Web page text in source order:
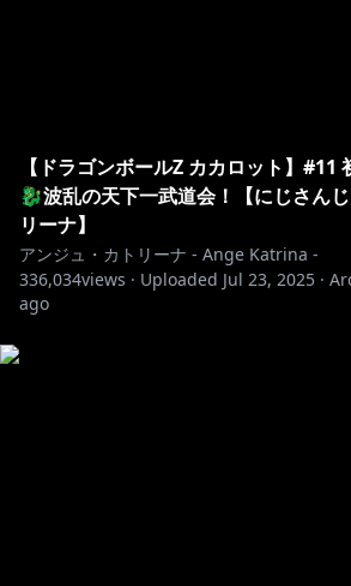
にじさんじオフィシャルストア：
https://shop.nijisanji.jp/
にじさんじ公式HP：https://
お問い合わせ：
※未成年者の視聴者の方々は、下記リ
【ドラゴンボールZ カカロット】#11
🐉波乱の天下一武道会！【にじさん
リーナ】
アンジュ・カトリーナ - Ange Katrina -
336,034views · Uploaded Jul 23, 2025 ·
ago